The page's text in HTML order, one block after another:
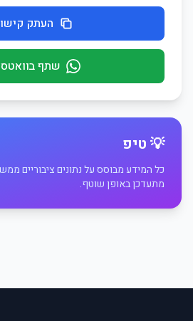
העתק
שתף
💡 טיפ
כל המידע מבוסס על נתונים ציבוריים
מתעדכן באופן שוטף.